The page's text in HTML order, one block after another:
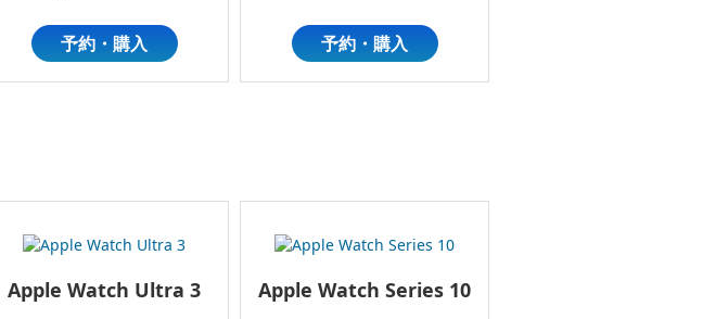
予約・購入 予約・購入
Apple Watch Ultra 3 Apple Watch Series 10